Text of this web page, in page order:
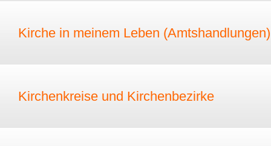
Kirche in meinem Leben (Amtshandlungen)
Kirchenkreise und Kirchenbezirke